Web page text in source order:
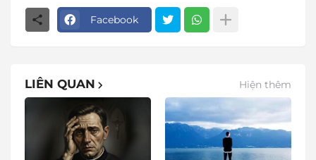
Facebook
LIÊN QUAN Hiện thêm